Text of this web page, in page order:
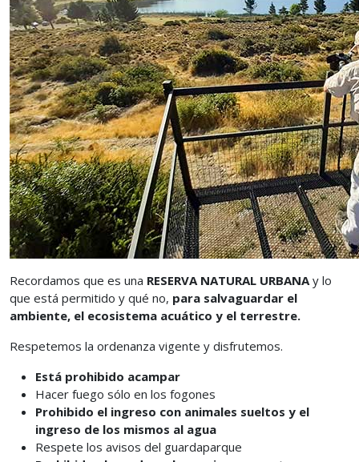
Recordamos que es una RESERVA NATURAL URBANAy lo
que está permitido y qué no, para salvaguardar el
ambiente, el ecosistema acuático y el terrestre.
Respetemos la ordenanza vigente y disfrutemos.
Está prohibido acampar
Hacer fuego sólo en los fogones
Prohibido el ingreso con animales sueltos y el
ingreso de los mismos al agua
Respete los avisos del guardaparque